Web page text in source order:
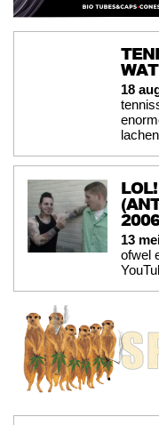
18
LOL!
2006
13
ofwel